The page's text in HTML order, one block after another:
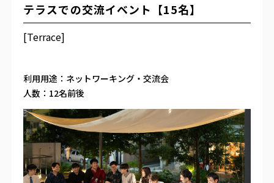
テラスでの交流イベント【15名】
[Terrace]
利用用途：ネットワーキング・交流会
人数：12名前後